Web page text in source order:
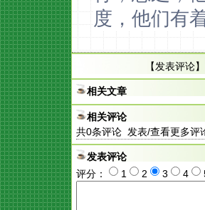
度，他们有
【发表评论
相关文章
相关评论
共0条评论 发表/查看更多评
发表评论
评分：
1 2 3 4